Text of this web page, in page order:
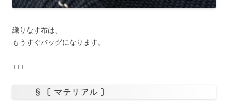
織りなす布は、
もうすぐバッグになります。
+++